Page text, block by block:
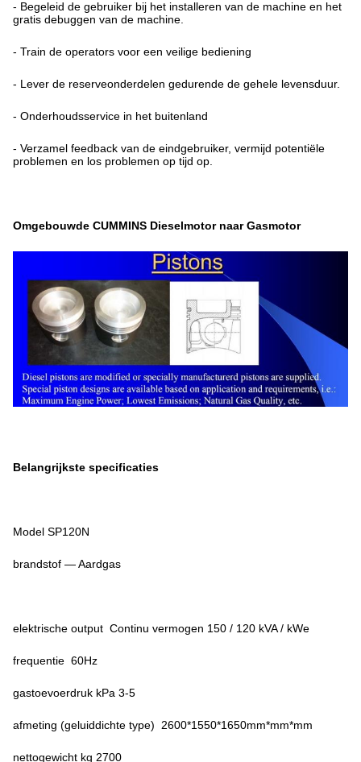
- Begeleid de gebruiker bij het installeren van de machine en het
gratis debuggen van de machine.
- Train de operators voor een veilige bediening
- Lever de reserveonderdelen gedurende de gehele levensduur.
- Onderhoudsservice in het buitenland
- Verzamel feedback van de eindgebruiker, vermijd potentiële
problemen en los problemen op tijd op.
Omgebouwde CUMMINS Dieselmotor naar Gasmotor
Belangrijkste specificaties
Model SP120N
brandstof — Aardgas
elektrische output Continu vermogen 150 / 120 kVA / kWe
frequentie 60Hz
gastoevoerdruk kPa 3-5
afmeting (geluiddichte type) 2600*1550*1650mm*mm*mm
nettogewicht kg 2700